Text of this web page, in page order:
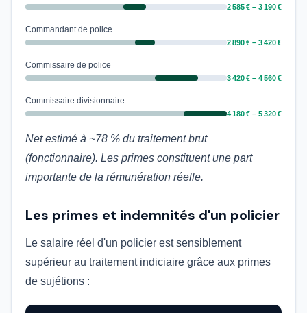
2 585 € – 3 190 €
Commandant de police
2 890 € – 3 420 €
Commissaire de police
3 420 € – 4 560 €
Commissaire divisionnaire
4 180 € – 5 320 €
Net estimé à ~78 % du traitement brut
(fonctionnaire). Les primes constituent une part
importante de la rémunération réelle.
Les primes et indemnités d'un policier
Le salaire réel d'un policier est sensiblement
supérieur au traitement indiciaire grâce aux primes
de sujétions :